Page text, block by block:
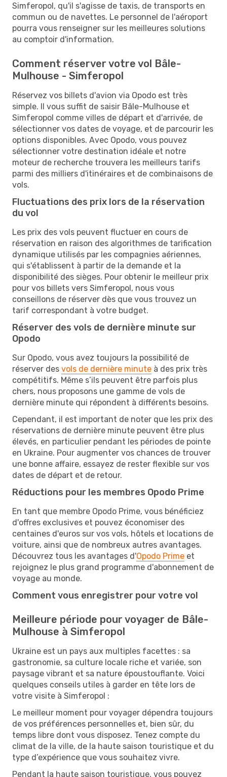
Simferopol, qu'il s'agisse de taxis, de transports en
commun ou de navettes. Le personnel de l'aéroport
pourra vous renseigner sur les meilleures solutions
au comptoir d'information.
Comment réserver votre vol Bâle-
Mulhouse - Simferopol
Réservez vos billets d'avion via Opodo est très
simple. Il vous suffit de saisir Bâle-Mulhouse et
Simferopol comme villes de départ et d'arrivée, de
sélectionner vos dates de voyage, et de parcourir les
options disponibles. Avec Opodo, vous pouvez
sélectionner votre destination idéale et notre
moteur de recherche trouvera les meilleurs tarifs
parmi des milliers d'itinéraires et de combinaisons de
vols.
Fluctuations des prix lors de la réservation
du vol
Les prix des vols peuvent fluctuer en cours de
réservation en raison des algorithmes de tarification
dynamique utilisés par les compagnies aériennes,
qui s'établissent à partir de la demande et la
disponibilité des sièges. Pour obtenir le meilleur prix
pour vos billets vers Simferopol, nous vous
conseillons de réserver dès que vous trouvez un
tarif correspondant à votre budget.
Réserver des vols de dernière minute sur
Opodo
Sur Opodo, vous avez toujours la possibilité de
réserver des vols de dernière minute à des prix très
compétitifs. Même s’ils peuvent être parfois plus
chers, nous proposons une gamme de vols de
dernière minute qui répondent à différents besoins.
Cependant, il est important de noter que les prix des
réservations de dernière minute peuvent être plus
élevés, en particulier pendant les périodes de pointe
en Ukraine. Pour augmenter vos chances de trouver
une bonne affaire, essayez de rester flexible sur vos
dates de départ et de retour.
Réductions pour les membres Opodo Prime
En tant que membre Opodo Prime, vous bénéficiez
d'offres exclusives et pouvez économiser des
centaines d'euros sur vos vols, hôtels et locations de
voiture, ainsi que de nombreux autres avantages.
Découvrez tous les avantages d'Opodo Prime et
rejoignez le plus grand programme d'abonnement de
voyage au monde.
Comment vous enregistrer pour votre vol
Meilleure période pour voyager de Bâle-
Mulhouse à Simferopol
Ukraine est un pays aux multiples facettes : sa
gastronomie, sa culture locale riche et variée, son
paysage vibrant et sa nature époustouflante. Voici
quelques conseils utiles à garder en tête lors de
votre visite à Simferopol :
Le meilleur moment pour voyager dépendra toujours
de vos préférences personnelles et, bien sûr, du
temps libre dont vous disposez. Tenez compte du
climat de la ville, de la haute saison touristique et du
type d’expérience que vous souhaitez vivre.
Pendant la haute saison touristique, vous pouvez